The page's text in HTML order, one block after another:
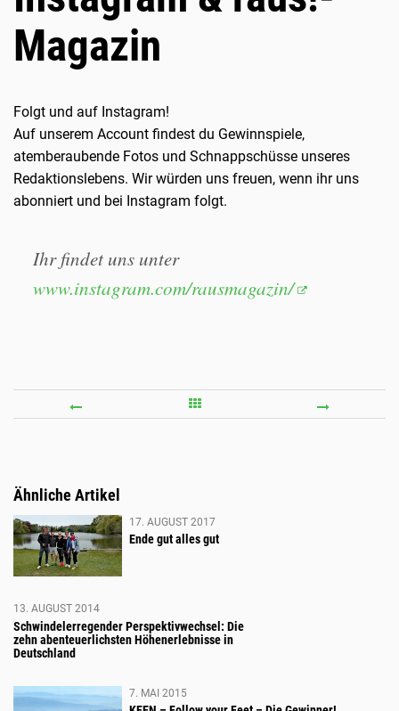
Magazin
Folgt und auf Instagram!
Auf unserem Account findest du Gewinnspiele,
atemberaubende Fotos und Schnappschüsse unseres
Redaktionslebens. Wir würden uns freuen, wenn ihr uns
abonniert und bei Instagram folgt.
Ihr findet uns unter
www.instagram.com/rausmagazin/
–
FÜR
DIE
INTERBOOT
GEWINNEN
Ähnliche Artikel
17. AUGUST 2017
Ende gut alles gut
13. AUGUST 2014
Schwindelerregender Perspektivwechsel: Die
zehn abenteuerlichsten Höhenerlebnisse in
Deutschland
7. MAI 2015